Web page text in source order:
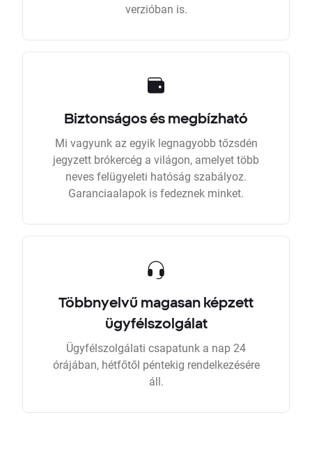
verzióban is.
Biztonságos és megbízható
Mi vagyunk az egyik legnagyobb tőzsdén
jegyzett brókercég a világon, amelyet több
neves felügyeleti hatóság szabályoz.
Garanciaalapok is fedeznek minket.
Többnyelvű magasan képzett
ügyfélszolgálat
Ügyfélszolgálati csapatunk a nap 24
órájában, hétfőtől péntekig rendelkezésére
áll.